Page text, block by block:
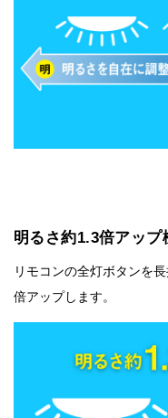
明るさ約1.3倍アップ
リモコンの全灯ボタンを
倍アップします。